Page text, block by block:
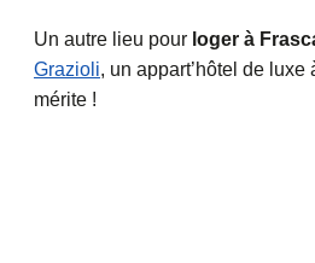
Un autre lieu pour loger à
Grazioli, un appart’hôtel de luxe
mérite !